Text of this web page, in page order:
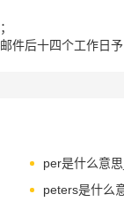
件后十四个工作日予
per是什么意
peters是什么